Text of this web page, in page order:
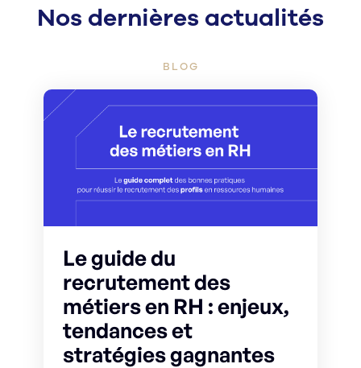
Nos dernières actualités
BLOG
Le guide du
recrutement des
métiers en RH : enjeux,
tendances et
stratégies gagnantes